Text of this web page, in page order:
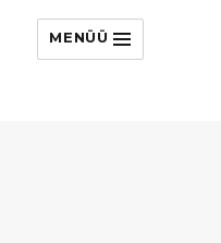
MENÜÜ